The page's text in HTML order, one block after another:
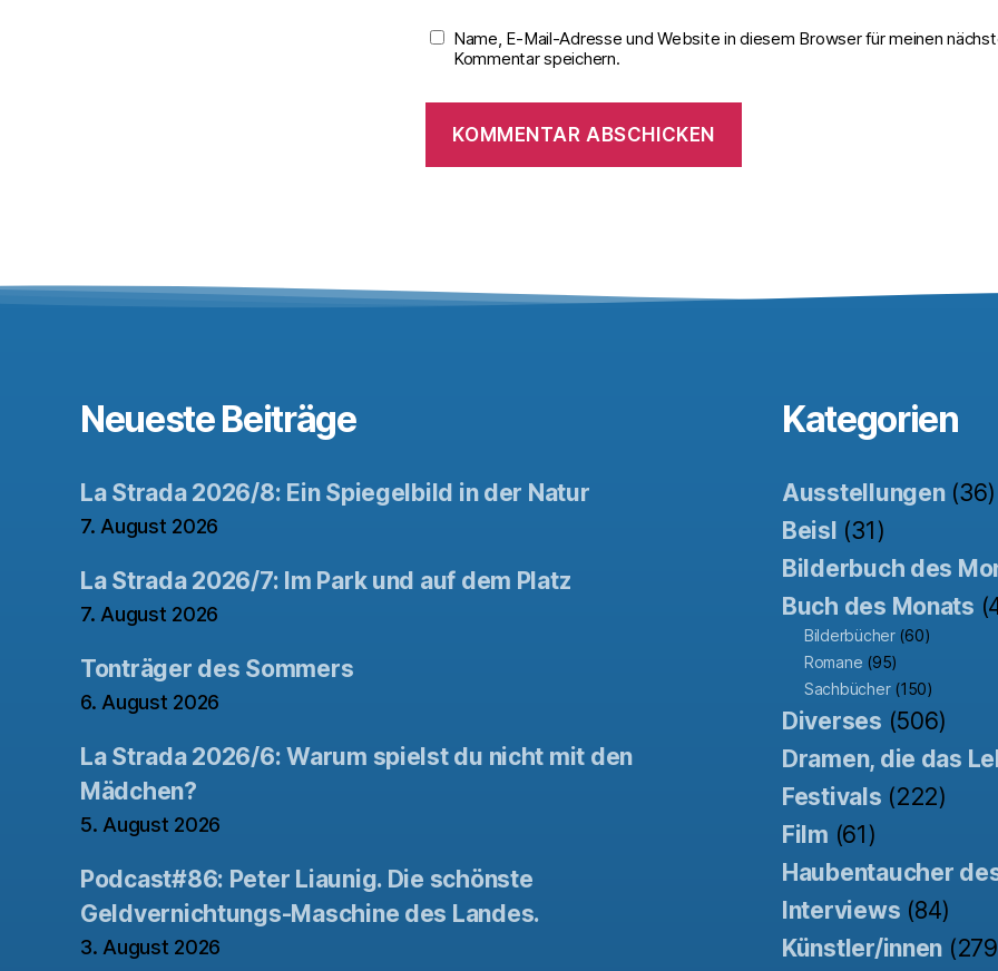
Name, E-Mail-Adresse und Website in diesem Browser für meinen
Kommentar speichern.
Neueste Beiträge
La Strada 2026/8: Ein Spiegelbild in der Natur
7. August 2026
La Strada 2026/7: Im Park und auf dem Platz
7. August 2026
Tonträger des Sommers
6. August 2026
La Strada 2026/6: Warum spielst du nicht mit den
Mädchen?
5. August 2026
Podcast#86: Peter Liaunig. Die schönste
Geldvernichtungs-Maschine des Landes.
3. August 2026
Kategorien
Ausstellungen(36)
Beisl (31)
Bilderbuch des
Buch des Monats
Bilderbücher(60)
Romane (95)
Sachbücher(150)
Diverses (506)
Dramen, die das
Festivals (222)
Film (61)
Haubentaucher
Interviews (84)
Künstler/innen